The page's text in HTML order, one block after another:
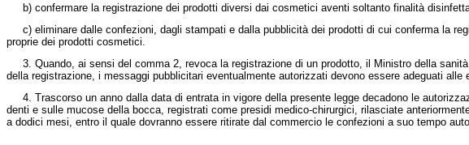
b) confermare la registrazione dei prodotti diversi dai cosmetici aventi soltanto finalità
c) eliminare dalle confezioni, dagli stampati e dalla pubblicità dei prodotti di cui conferma la
proprie dei prodotti cosmetici.
3. Quando, ai sensi del comma 2, revoca la registrazione di un prodotto, il Ministro della
della registrazione, i messaggi pubblicitari eventualmente autorizzati devono essere adeguati
4. Trascorso un anno dalla data di entrata in vigore della presente legge decadono le
denti e sulle mucose della bocca, registrati come presidi medico-chirurgici, rilasciate
a dodici mesi, entro il quale dovranno essere ritirate dal commercio le confezioni a suo tempo